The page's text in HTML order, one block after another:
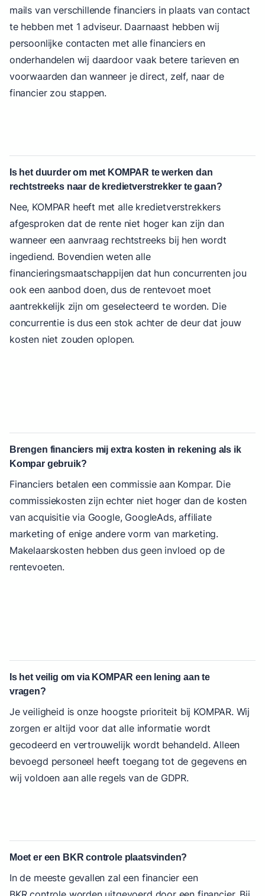
mails van verschillende financiers in plaats van contact
te hebben met 1 adviseur. Daarnaast hebben wij
persoonlijke contacten met alle financiers en
onderhandelen wij daardoor vaak betere tarieven en
voorwaarden dan wanneer je direct, zelf, naar de
financier zou stappen.
Is het duurder om met KOMPAR te werken dan
rechtstreeks naar de kredietverstrekker te gaan?
Nee, KOMPAR heeft met alle kredietverstrekkers
afgesproken dat de rente niet hoger kan zijn dan
wanneer een aanvraag rechtstreeks bij hen wordt
ingediend. Bovendien weten alle
financieringsmaatschappijen dat hun concurrenten jou
ook een aanbod doen, dus de rentevoet moet
aantrekkelijk zijn om geselecteerd te worden. Die
concurrentie is dus een stok achter de deur dat jouw
kosten niet zouden oplopen.
Brengen financiers mij extra kosten in rekening als ik
Kompar gebruik?
Financiers betalen een commissie aan Kompar. Die
commissiekosten zijn echter niet hoger dan de kosten
van acquisitie via Google, GoogleAds, affiliate
marketing of enige andere vorm van marketing.
Makelaarskosten hebben dus geen invloed op de
rentevoeten.
Is het veilig om via KOMPAR een lening aan te
vragen?
Je veiligheid is onze hoogste prioriteit bij KOMPAR. Wij
zorgen er altijd voor dat alle informatie wordt
gecodeerd en vertrouwelijk wordt behandeld. Alleen
bevoegd personeel heeft toegang tot de gegevens en
wij voldoen aan alle regels van de GDPR.
Moet er een BKR controle plaatsvinden?
In de meeste gevallen zal een financier een